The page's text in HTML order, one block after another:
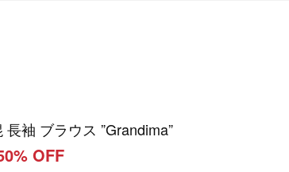
袖 ブラウス ”Grandima”
OFF